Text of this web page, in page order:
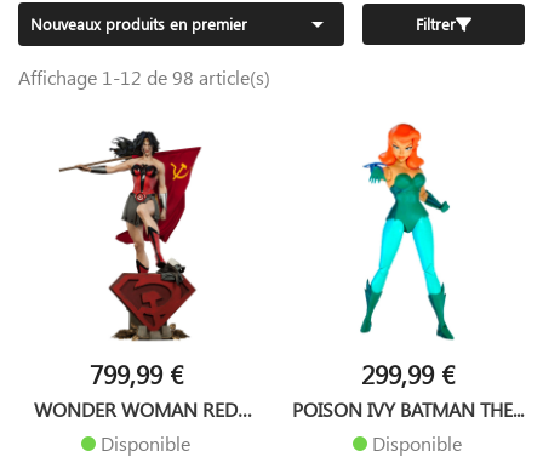
Nouveaux produits en premier  Filtrer
Affichage 1-12 de 98 article(s)
799,99 €
WONDER WOMAN RED
Disponible
299,99 €
POISON IVY BATMAN THE...
Disponible